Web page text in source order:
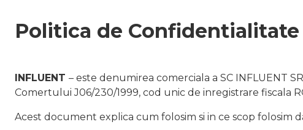
Politica de Confidentialitate
INFLUENT – este denumirea comerciala a SC INFLUENT
Comertului J06/230/1999, cod unic de inregistrare fiscala
Acest document explica cum folosim si in ce scop